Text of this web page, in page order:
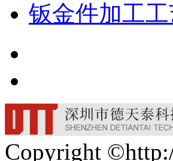
钣金件加工
Copyright